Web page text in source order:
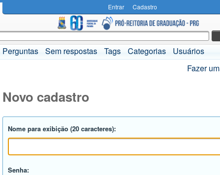
Entrar Cadastro
Perguntas Sem respostas Tags Categorias
Usuários
Fazer
Novo cadastro
Nome para exibição (20 caracteres):
Senha: